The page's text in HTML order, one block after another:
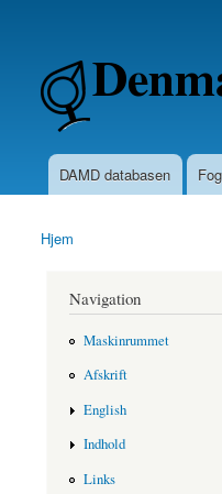
Main menu
DAMD databasen
You are here
Hjem
Navigation
Maskinrummet
Afskrift
English
Indhold
Links